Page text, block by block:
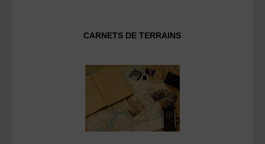
CARNETS DE TERRAINS